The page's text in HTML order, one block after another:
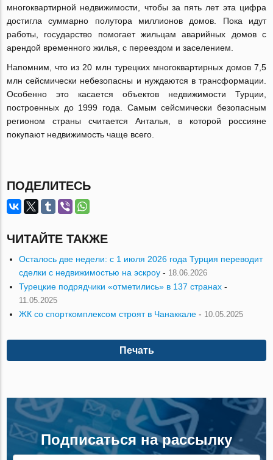
многоквартирной недвижимости, чтобы за пять лет эта цифра
достигла суммарно полутора миллионов домов. Пока идут
работы, государство помогает жильцам аварийных домов с
арендой временного жилья, с переездом и заселением.
Напомним, что из 20 млн турецких многоквартирных домов 7,5
млн сейсмически небезопасны и нуждаются в трансформации.
Особенно это касается объектов недвижимости Турции,
построенных до 1999 года. Самым сейсмически безопасным
регионом страны считается Анталья, в которой россияне
покупают недвижимость чаще всего.
ПОДЕЛИТЕСЬ
ЧИТАЙТЕ ТАКЖЕ
Осталось две недели: с 1 июля 2026 года Турция переводит
сделки с недвижимостью на эскроу - 18.06.2026
Турецкие подрядчики «отметились» в 137 странах -
11.05.2025
ЖК со спорткомплексом строят в Чанаккале - 10.05.2025
Печать
Подписаться на рассылку